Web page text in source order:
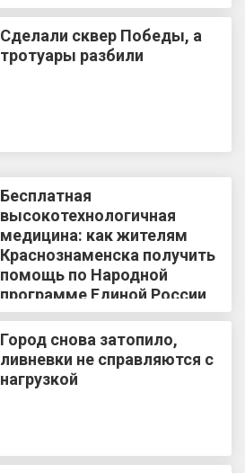
Сделали сквер Победы, а
тротуары разбили
Бесплатная
высокотехнологичная
медицина: как жителям
Краснознаменска получить
помощь по Народной
программе Единой России
Город снова затопило,
ливневки не справляются с
нагрузкой